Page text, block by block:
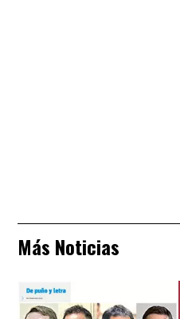
Más Noticias